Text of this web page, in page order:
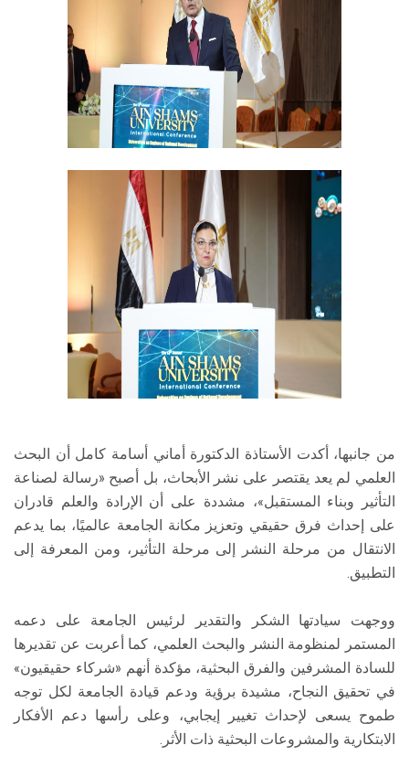
من جانبها، أكدت الأستاذة الدكتورة أماني أسامة كامل أن البحث
العلمي لم يعد يقتصر على نشر الأبحاث، بل أصبح «رسالة لصناعة
التأثير وبناء المستقبل»، مشددة على أن الإرادة والعلم قادران
على إحداث فرق حقيقي وتعزيز مكانة الجامعة عالميًا، بما يدعم
الانتقال من مرحلة النشر إلى مرحلة التأثير، ومن المعرفة إلى
التطبيق.
ووجهت سيادتها الشكر والتقدير لرئيس الجامعة على دعمه
المستمر لمنظومة النشر والبحث العلمي، كما أعربت عن تقديرها
للسادة المشرفين والفرق البحثية، مؤكدة أنهم «شركاء حقيقيون»
في تحقيق النجاح، مشيدة برؤية ودعم قيادة الجامعة لكل توجه
طموح يسعى لإحداث تغيير إيجابي، وعلى رأسها دعم الأفكار
الابتكارية والمشروعات البحثية ذات الأثر.